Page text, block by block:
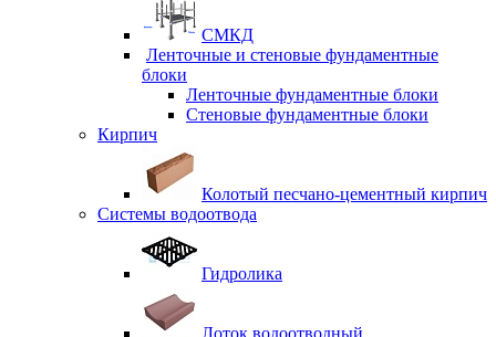
СМКД
Ленточные и стеновые фундаментные
блоки
Ленточные фундаментные блоки
Стеновые фундаментные блоки
Кирпич
Колотый песчано-цементный кирпич
Системы водоотвода
Гидролика
Лоток водоотводный